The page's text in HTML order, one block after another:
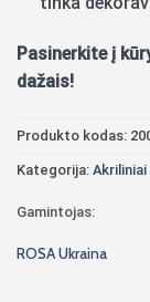
Pasinerkite į
dažais!
Produkto kodas:
Kategorija: Akriliniai
Gamintojas:
ROSA Ukraina